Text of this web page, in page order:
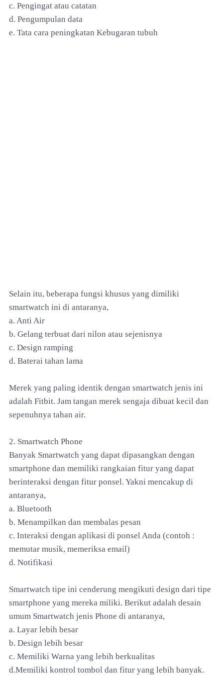
c. Pengingat atau catatan
d. Pengumpulan data
e. Tata cara peningkatan Kebugaran tubuh
Selain itu, beberapa fungsi khusus yang dimiliki
smartwatch ini di antaranya,
a. Anti Air
b. Gelang terbuat dari nilon atau sejenisnya
c. Design ramping
d. Baterai tahan lama
Merek yang paling identik dengan smartwatch jenis ini
adalah Fitbit. Jam tangan merek sengaja dibuat kecil dan
sepenuhnya tahan air.
2. Smartwatch Phone
Banyak Smartwatch yang dapat dipasangkan dengan
smartphone dan memiliki rangkaian fitur yang dapat
berinteraksi dengan fitur ponsel. Yakni mencakup di
antaranya,
a. Bluetooth
b. Menampilkan dan membalas pesan
c. Interaksi dengan aplikasi di ponsel Anda (contoh :
memutar musik, memeriksa email)
d. Notifikasi
Smartwatch tipe ini cenderung mengikuti design dari tipe
smartphone yang mereka miliki. Berikut adalah desain
umum Smartwatch jenis Phone di antaranya,
a. Layar lebih besar
b. Design lebih besar
c. Memiliki Warna yang lebih berkualitas
d.Memiliki kontrol tombol dan fitur yang lebih banyak.